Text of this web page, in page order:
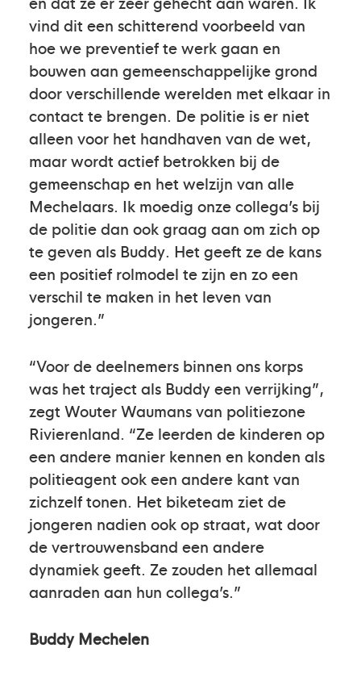
vind dit een schitterend voorbeeld van
hoe we preventief te werk gaan en
bouwen aan gemeenschappelijke grond
door verschillende werelden met elkaar in
contact te brengen. De politie is er niet
alleen voor het handhaven van de wet,
maar wordt actief betrokken bij de
gemeenschap en het welzijn van alle
Mechelaars. Ik moedig onze collega’s bij
de politie dan ook graag aan om zich op
te geven als Buddy. Het geeft ze de kans
een positief rolmodel te zijn en zo een
verschil te maken in het leven van
jongeren.”
“Voor de deelnemers binnen ons korps
was het traject als Buddy een verrijking”,
zegt Wouter Waumans van politiezone
Rivierenland. “Ze leerden de kinderen op
een andere manier kennen en konden als
politieagent ook een andere kant van
zichzelf tonen. Het biketeam ziet de
jongeren nadien ook op straat, wat door
de vertrouwensband een andere
dynamiek geeft. Ze zouden het allemaal
aanraden aan hun collega’s.”
Buddy Mechelen